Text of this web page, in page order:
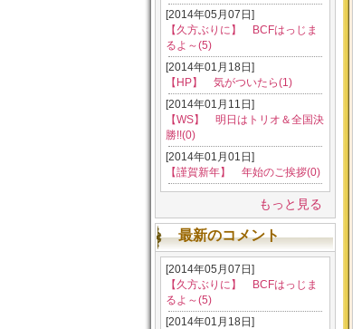
[2014年05月07日]
【久方ぶりに】 BCFはっじま
るよ～(5)
[2014年01月18日]
【HP】 気がついたら(1)
[2014年01月11日]
【WS】 明日はトリオ＆全国決
勝!!(0)
[2014年01月01日]
【謹賀新年】 年始のご挨拶(0)
もっと見る
最新のコメント
[2014年05月07日]
【久方ぶりに】 BCFはっじま
るよ～(5)
[2014年01月18日]